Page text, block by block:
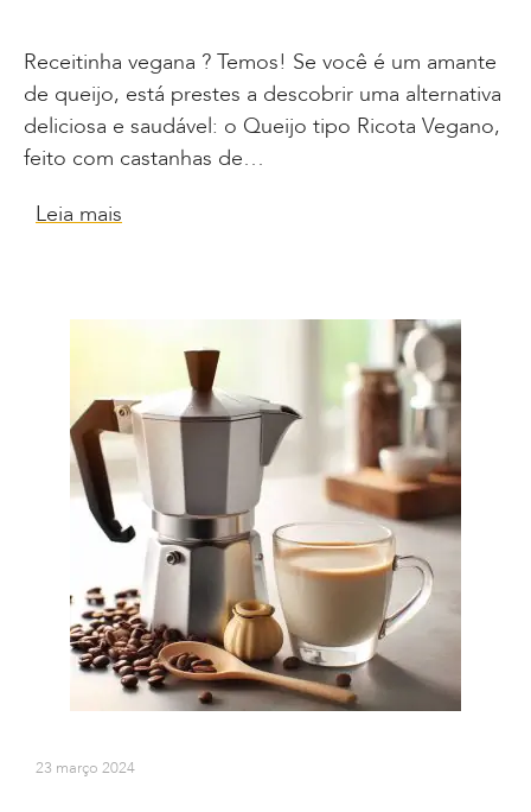
Receitinha vegana ? Temos! Se você é um amante
de queijo, está prestes a descobrir uma alternativa
deliciosa e saudável: o Queijo tipo Ricota Vegano,
feito com castanhas de…
Leia mais
23 março 2024